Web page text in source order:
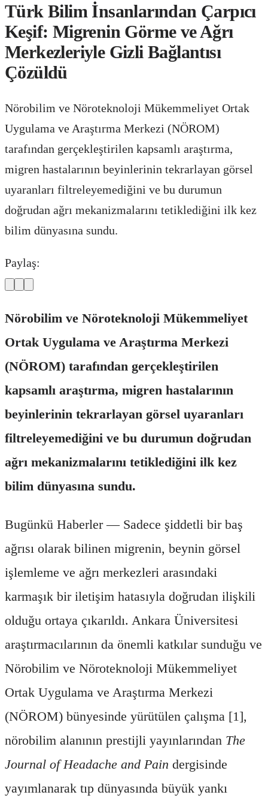
Türk Bilim İnsanlarından Çarpıcı
Keşif: Migrenin Görme ve Ağrı
Merkezleriyle Gizli Bağlantısı
Çözüldü
Nörobilim ve Nöroteknoloji Mükemmeliyet Ortak
Uygulama ve Araştırma Merkezi (NÖROM)
tarafından gerçekleştirilen kapsamlı araştırma,
migren hastalarının beyinlerinin tekrarlayan görsel
uyaranları filtreleyemediğini ve bu durumun
doğrudan ağrı mekanizmalarını tetiklediğini ilk kez
bilim dünyasına sundu.
Paylaş:
Nörobilim ve Nöroteknoloji Mükemmeliyet
Ortak Uygulama ve Araştırma Merkezi
(NÖROM) tarafından gerçekleştirilen
kapsamlı araştırma, migren hastalarının
beyinlerinin tekrarlayan görsel uyaranları
filtreleyemediğini ve bu durumun doğrudan
ağrı mekanizmalarını tetiklediğini ilk kez
bilim dünyasına sundu.
Bugünkü Haberler — Sadece şiddetli bir baş
ağrısı olarak bilinen migrenin, beynin görsel
işlemleme ve ağrı merkezleri arasındaki
karmaşık bir iletişim hatasıyla doğrudan ilişkili
olduğu ortaya çıkarıldı. Ankara Üniversitesi
araştırmacılarının da önemli katkılar sunduğu ve
Nörobilim ve Nöroteknoloji Mükemmeliyet
Ortak Uygulama ve Araştırma Merkezi
(NÖROM) bünyesinde yürütülen çalışma [1],
nörobilim alanının prestijli yayınlarından The
Journal of Headache and Pain dergisinde
yayımlanarak tıp dünyasında büyük yankı